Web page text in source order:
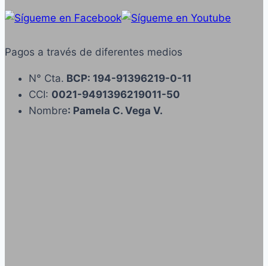
Pagos a través de diferentes medios
N° Cta. BCP: 194-91396219-0-11
CCI: 0021-9491396219011-50
Nombre: Pamela C. Vega V.